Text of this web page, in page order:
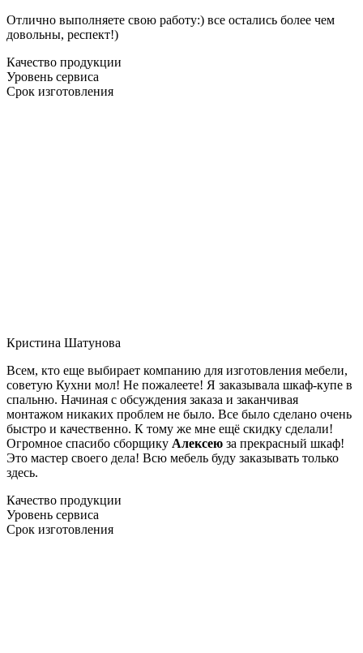
Отлично выполняете свою работу:) все остались более чем
довольны, респект!)
Качество продукции
Уровень сервиса
Срок изготовления
Кристина Шатунова
Всем, кто еще выбирает компанию для изготовления мебели,
советую Кухни мол! Не пожалеете! Я заказывала шкаф-купе в
спальню. Начиная с обсуждения заказа и заканчивая
монтажом никаких проблем не было. Все было сделано очень
быстро и качественно. К тому же мне ещё скидку сделали!
Огромное спасибо сборщику Алексею за прекрасный шкаф!
Это мастер своего дела! Всю мебель буду заказывать только
здесь.
Качество продукции
Уровень сервиса
Срок изготовления